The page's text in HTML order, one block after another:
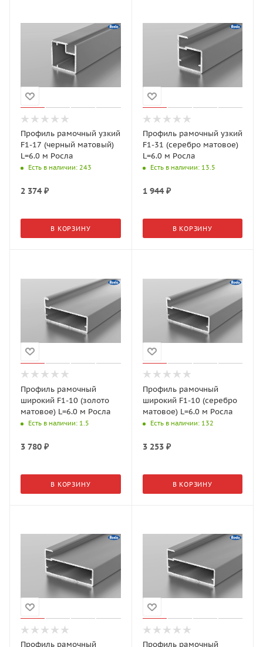
Профиль рамочный узкий
F1-17 (черный матовый)
L=6.0 м Росла
Есть в наличии: 243
2 374₽
В КОРЗИНУ
Профиль рамочный узкий
F1-31 (серебро матовое)
L=6.0 м Росла
Есть в наличии: 13.5
1 944₽
В КОРЗИНУ
Профиль рамочный
широкий F1-10 (золото
матовое) L=6.0 м Росла
Есть в наличии: 1.5
3 780 ₽
В КОРЗИНУ
Профиль рамочный
широкий F1-10 (серебро
матовое) L=6.0 м Росла
Есть в наличии: 132
3 253₽
В КОРЗИНУ
Профиль рамочный Профиль рамочный